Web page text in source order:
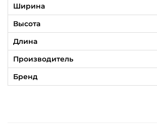
Ширина
Высота
Длина
Производитель
Бренд